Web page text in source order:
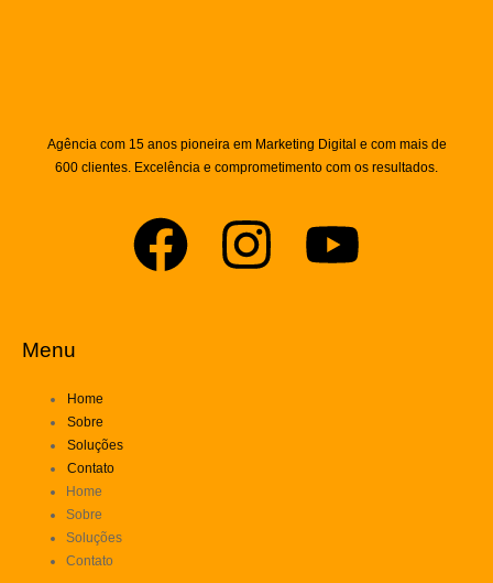
Agência com 15 anos pioneira em Marketing Digital e com mais de
600 clientes. Excelência e comprometimento com os resultados.
Menu
Home
Sobre
Soluções
Contato
Home
Sobre
Soluções
Contato